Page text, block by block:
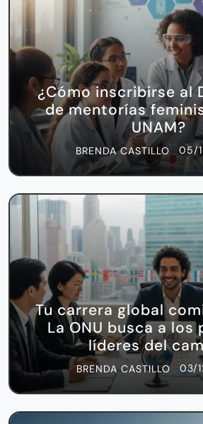
¿Cómo inscribirse al
de mentorías
UNAM?
BRENDA CASTILLO 05/
Tu carrera global
La ONU busca a los
líderes del
BRENDA CASTILLO 03/